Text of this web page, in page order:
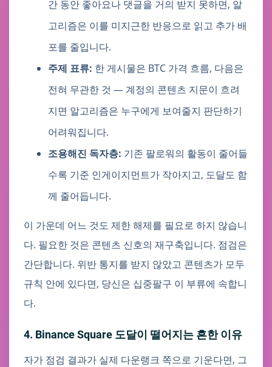
간 동안 좋아요나 댓글을 거의 받지 못하면, 알
고리즘은 이를 미지근한 반응으로 읽고 추가 배
포를 줄입니다.
주제 표류: 한 게시물은 BTC 가격 흐름, 다음은
전혀 무관한 것 — 계정의 콘텐츠 지문이 흐려
지면 알고리즘은 누구에게 보여줄지 판단하기
어려워집니다.
조용해진 독자층: 기존 팔로워의 활동이 줄어들
수록 기준 인게이지먼트가 작아지고, 도달도 함
께 줄어듭니다.
이 가운데 어느 것도 제한 해제를 필요로 하지 않습니
다. 필요한 것은 콘텐츠 신호의 재구축입니다. 점검은
간단합니다. 위반 통지를 받지 않았고 콘텐츠가 모두
규칙 안에 있다면, 당신은 십중팔구 이 부류에 속합니
다.
4. Binance Square 도달이 떨어지는 흔한 이유
자가 점검 결과가 실제 다운랭크 쪽으로 기운다면, 그